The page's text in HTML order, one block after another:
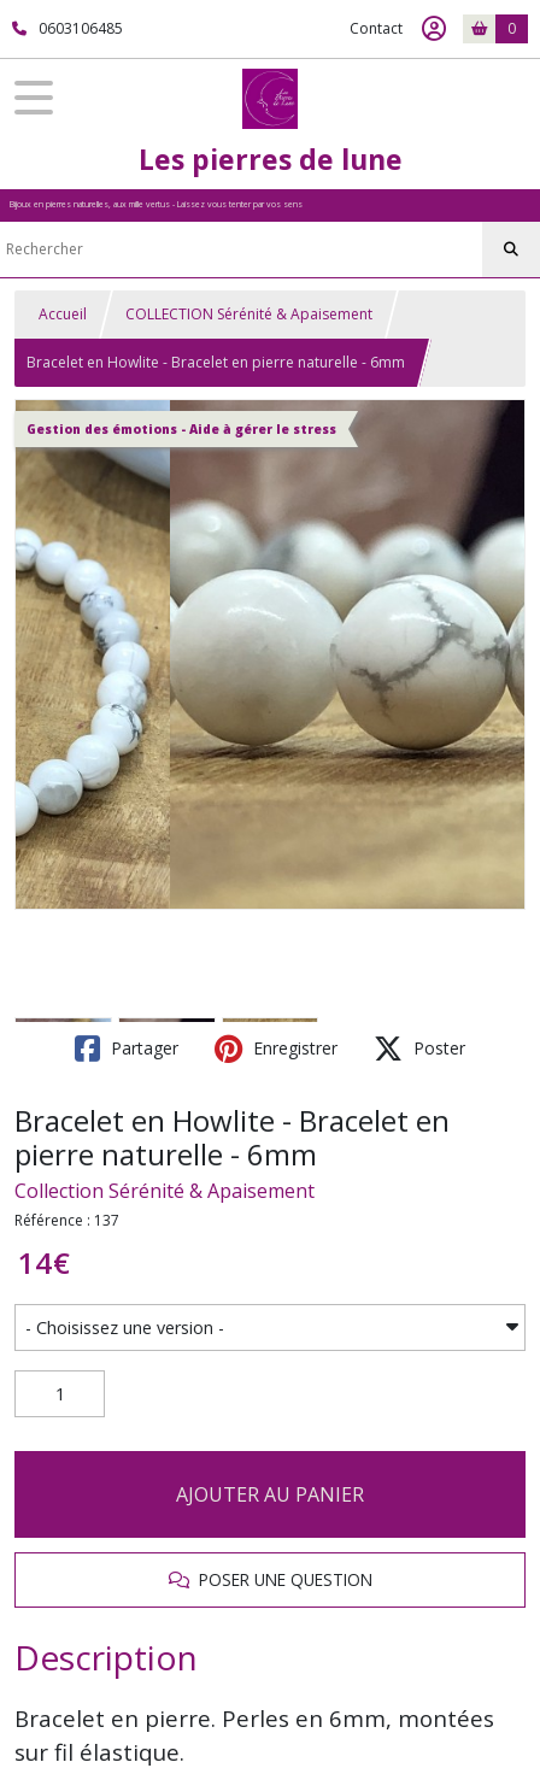
0603106485 Contact 0
Les pierres de lune
Bijoux en pierres naturelles, aux mille vertus - Laissez vous tenter par vos sens
Accueil COLLECTION Sérénité & Apaisement
Bracelet en Howlite - Bracelet en pierre naturelle - 6mm
Gestion des émotions - Aide à gérer le stress
Partager Enregistrer Poster
Bracelet en Howlite - Bracelet en
pierre naturelle - 6mm
Collection Sérénité & Apaisement
Référence : 137
14€
AJOUTER AU PANIER
POSER UNE QUESTION
Description
Bracelet en pierre. Perles en 6mm, montées
sur fil élastique.